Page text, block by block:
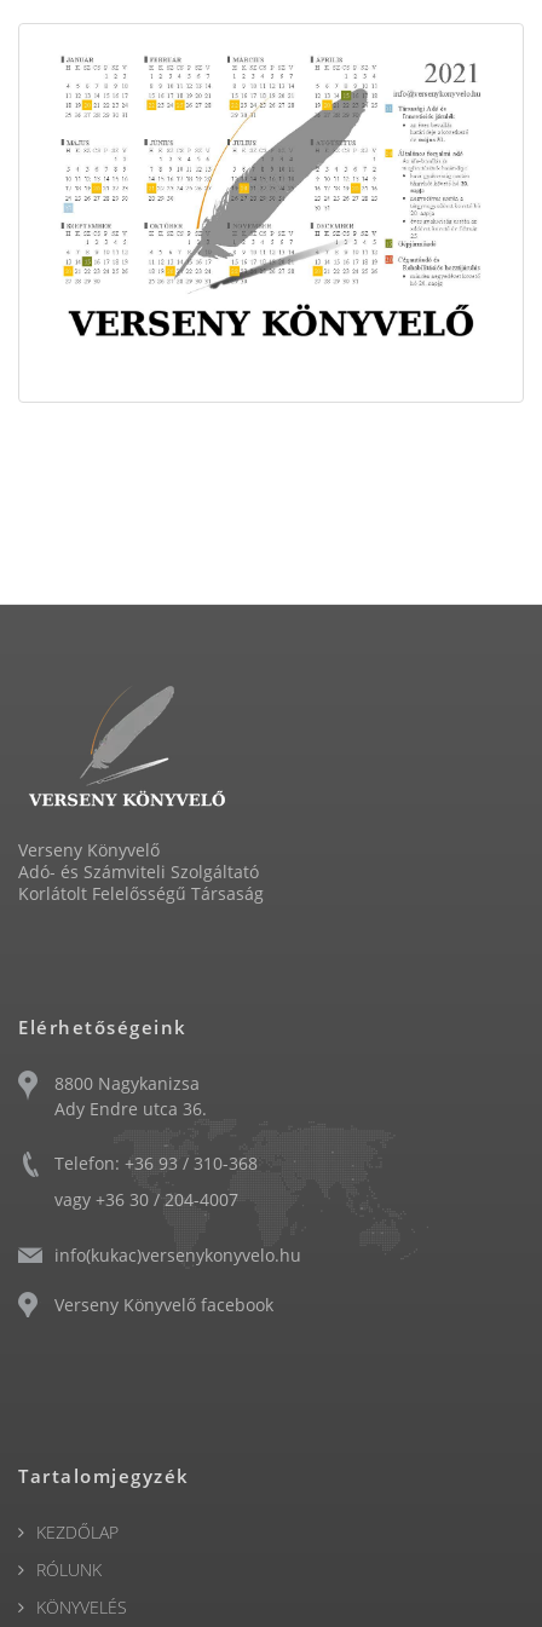
Verseny Könyvelő
Adó- és Számviteli Szolgáltató
Korlátolt Felelősségű Társaság
Elérhetőségeink
8800 Nagykanizsa
Ady Endre utca 36.
Telefon: +36 93 / 310-368
vagy +36 30 / 204-4007
info(kukac)versenykonyvelo.hu
Verseny Könyvelő facebook
Tartalomjegyzék
KEZDŐLAP
RÓLUNK
KÖNYVELÉS